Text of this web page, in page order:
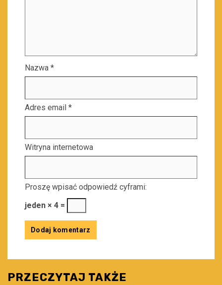
Nazwa *
Adres email *
Witryna internetowa
Proszę wpisać odpowiedź cyframi:
jeden × 4 =
PRZECZYTAJ TAKŻE